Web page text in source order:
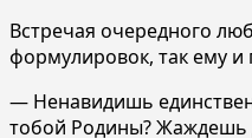
Встречая очередного
формулировок, так ему и
— Ненавидишь
тобой Родины? Жаждешь